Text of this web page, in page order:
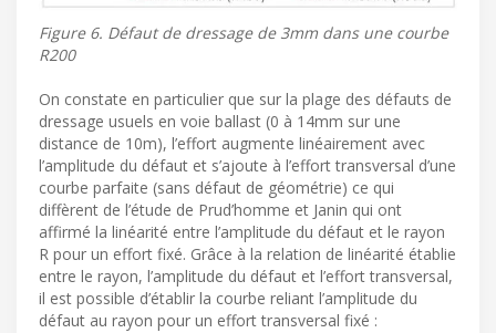
Figure 6. Défaut de dressage de 3mm dans une courbe
R200
On constate en particulier que sur la plage des défauts de
dressage usuels en voie ballast (0 à 14mm sur une
distance de 10m), l’effort augmente linéairement avec
l’amplitude du défaut et s’ajoute à l’effort transversal d’une
courbe parfaite (sans défaut de géométrie) ce qui
diffèrent de l’étude de Prud’homme et Janin qui ont
affirmé la linéarité entre l’amplitude du défaut et le rayon
R pour un effort fixé. Grâce à la relation de linéarité établie
entre le rayon, l’amplitude du défaut et l’effort transversal,
il est possible d’établir la courbe reliant l’amplitude du
défaut au rayon pour un effort transversal fixé :